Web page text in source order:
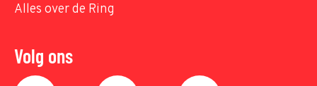
Alles over de Ring
Volg ons